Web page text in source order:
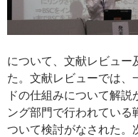
について、文献レビュー
た。文献レビューでは、
ドの仕組みについて解
ング部門で行われている
ついて検討がなされた。